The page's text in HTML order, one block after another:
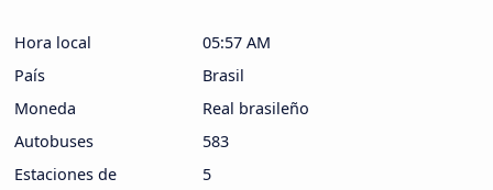
Hora local
05:57 AM
País
Brasil
Moneda
Real brasileño
Autobuses
583
Estaciones de
5